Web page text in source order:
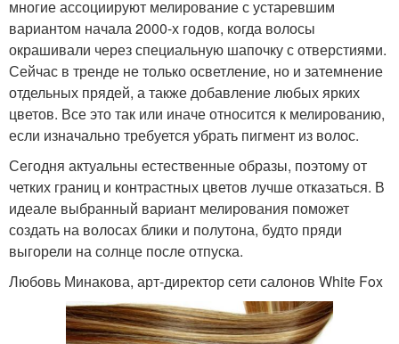
многие ассоциируют мелирование с устаревшим
вариантом начала 2000-х годов, когда волосы
окрашивали через специальную шапочку с отверстиями.
Сейчас в тренде не только осветление, но и затемнение
отдельных прядей, а также добавление любых ярких
цветов. Все это так или иначе относится к мелированию,
если изначально требуется убрать пигмент из волос.
Сегодня актуальны естественные образы, поэтому от
четких границ и контрастных цветов лучше отказаться. В
идеале выбранный вариант мелирования поможет
создать на волосах блики и полутона, будто пряди
выгорели на солнце после отпуска.
Любовь Минакова, арт-директор сети салонов White Fox